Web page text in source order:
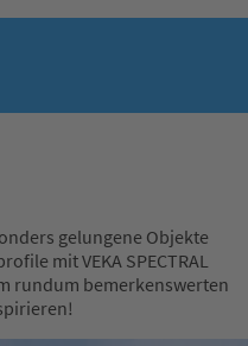
gelungene Objekte
mit VEKA SPECTRAL
rundum bemerkenswerten